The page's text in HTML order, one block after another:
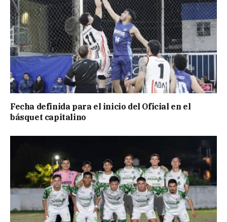
Fecha definida para el inicio del Oficial en el
básquet capitalino